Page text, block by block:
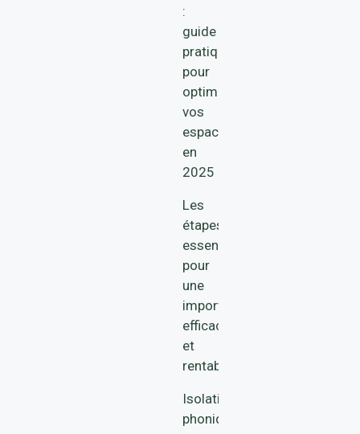
:
guide
pratique
pour
optimiser
vos
espaces
en
2025
Les
étapes
essentielles
pour
une
importation
efficace
et
rentable
Isolation
phonique